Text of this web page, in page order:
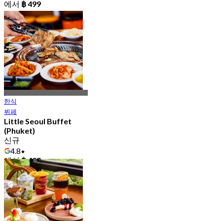
에서 ฿ 499
-
한식
뷔페
Little Seoul Buffet
(Phuket)
신규
4.8
에서฿ 428